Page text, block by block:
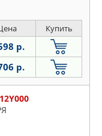
Купить
р.
р.